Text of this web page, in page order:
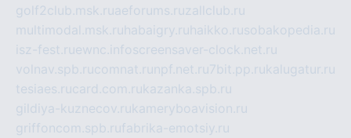
golf2club.msk.ruaeforums.ruzallclub.ru
multimodal.msk.ru habaigry.ru haikko.rusobakopedia.ru
isz-fest.ruewnc.infoscreensaver-clock.net.ru
volnav.spb.rucomnat.ru npf.net.ru 7bit.pp.rukalugatur.ru
tesiaes.rucard.com.rukazanka.spb.ru
gildiya-kuznecov.rukameryboavision.ru
griffoncom.spb.rufabrika-emotsiy.ru